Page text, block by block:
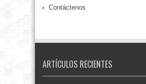
Contáctenos
ARTÍCULOS RECIENTES